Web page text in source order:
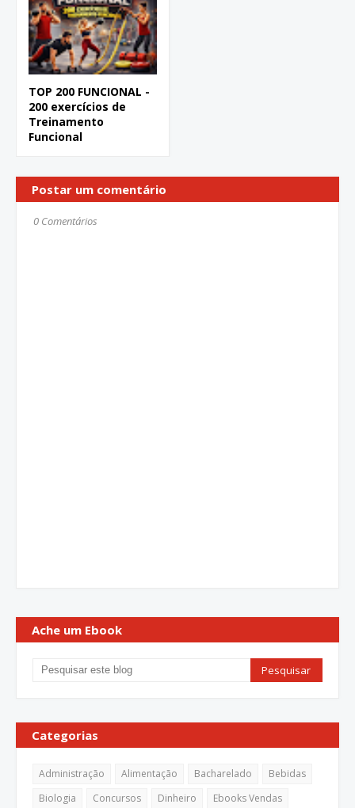
TOP 200 FUNCIONAL -
200 exercícios de
Treinamento
Funcional
Postar um comentário
0 Comentários
Ache um Ebook
Categorias
Administração Alimentação Bacharelado
Bebidas
Biologia
Concursos Dinheiro
Ebooks Vendas